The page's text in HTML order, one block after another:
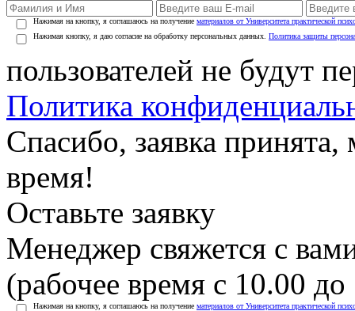
Нажимая на кнопку, я соглашаюсь на получение материалов от Университета практической
Нажимая кнопку, я даю согласие на обработку персональных данных. Политика защиты
пользователей не будут
Политика
Спасибо, заявка
время!
Оставьте заявку
Менеджер свяжется с
(рабочее время с 10.00
Нажимая на кнопку, я соглашаюсь на получение материалов от Университета практической